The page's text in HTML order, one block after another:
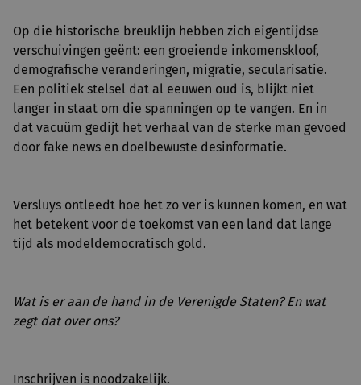
Op die historische breuklijn hebben zich eigentijdse
verschuivingen geënt: een groeiende inkomenskloof,
demografische veranderingen, migratie, secularisatie.
Een politiek stelsel dat al eeuwen oud is, blijkt niet
langer in staat om die spanningen op te vangen. En in
dat vacuüm gedijt het verhaal van de sterke man gevoed
door fake news en doelbewuste desinformatie.
Versluys ontleedt hoe het zo ver is kunnen komen, en wat
het betekent voor de toekomst van een land dat lange
tijd als modeldemocratisch gold.
Wat is er aan de hand in de Verenigde Staten? En wat
zegt dat over ons?
Inschrijven is noodzakelijk.